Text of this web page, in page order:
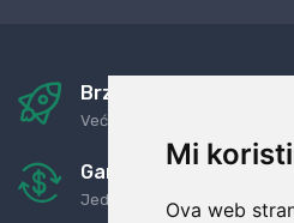
Mi
Ova web
Brza i sigurna dostava
Već za nekoliko dana kod vas
Garancija u povrat
Jednostavno pravilo: Roba